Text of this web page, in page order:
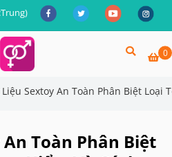
0
Liệu Sextoy An Toàn Phân Biệt Loại
Toàn Phân Biệt